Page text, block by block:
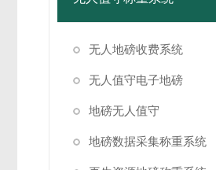
无人地磅收费系统
无人值守电子地磅
地磅无人值守
地磅数据采集称重系统